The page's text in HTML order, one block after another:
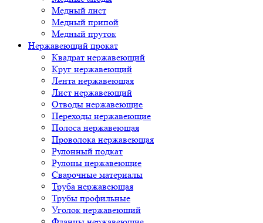
Медный лист
Медный припой
Медный пруток
Нержавеющий прокат
Квадрат нержавеющий
Круг нержавеющий
Лента нержавеющая
Лист нержавеющий
Отводы нержавеющие
Переходы нержавеющие
Полоса нержавеющая
Проволока нержавеющая
Рулонный подкат
Рулоны нержавеющие
Сварочные материалы
Труба нержавеющая
Трубы профильные
Уголок нержавеющий